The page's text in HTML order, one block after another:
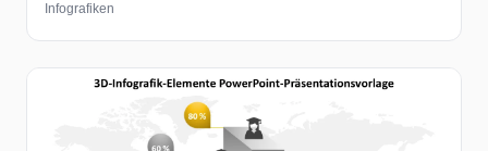
Infografiken